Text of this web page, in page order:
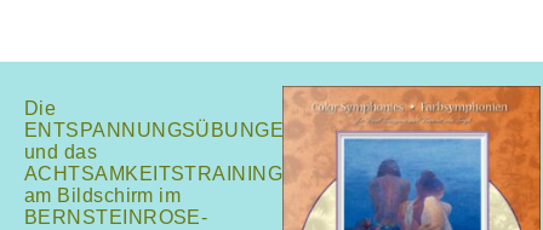
Die
ENTSPANNUNGSÜBUNGEN
und das
ACHTSAMKEITSTRAINING
am Bildschirm im
BERNSTEINROSE-